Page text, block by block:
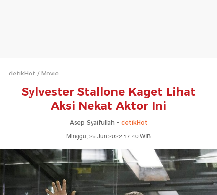
detikHot Movie
Sylvester Stallone Kaget Lihat
Aksi Nekat Aktor Ini
Asep Syaifullah - detikHot
Minggu, 26 Jun 2022 17:40 WIB